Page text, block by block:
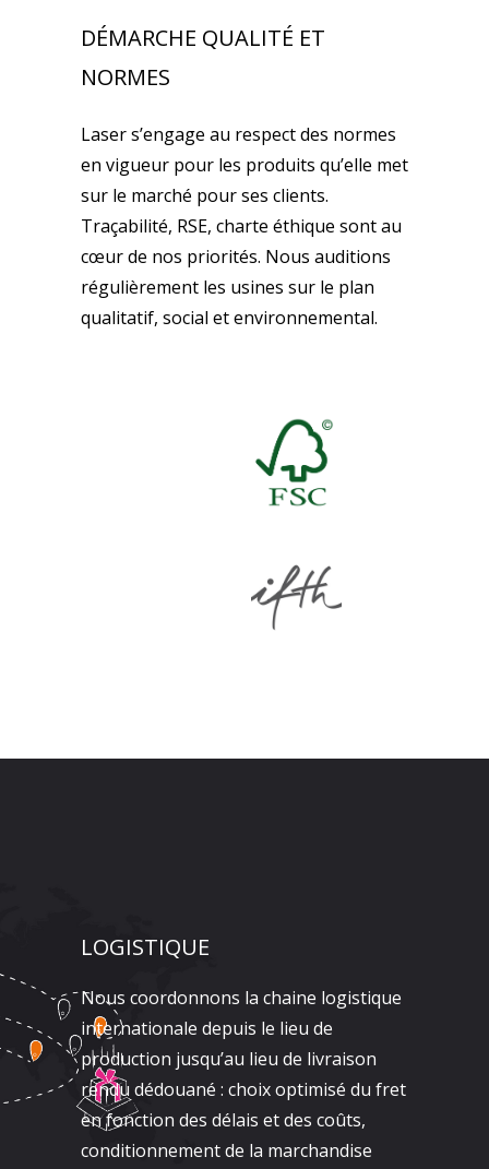
DÉMARCHE QUALITÉ ET
NORMES
Laser s’engage au respect des normes
en vigueur pour les produits qu’elle met
sur le marché pour ses clients.
Traçabilité, RSE, charte éthique sont au
cœur de nos priorités. Nous auditions
régulièrement les usines sur le plan
qualitatif, social et environnemental.
LOGISTIQUE
Nous coordonnons la chaine logistique
internationale depuis le lieu de
production jusqu’au lieu de livraison
rendu dédouané : choix optimisé du fret
en fonction des délais et des coûts,
conditionnement de la marchandise